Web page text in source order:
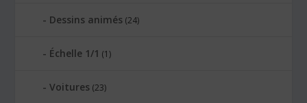
Dessins animés (24)
Échelle 1/1 (1)
Voitures (23)